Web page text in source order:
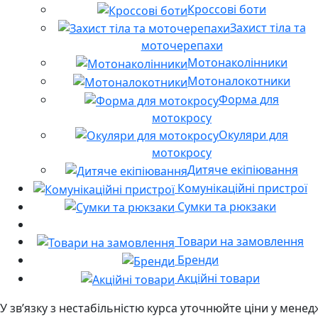
Кроссові боти
Захист тіла та
моточерепахи
Мотонаколінники
Мотоналокотники
Форма для
мотокросу
Окуляри для
мотокросу
Дитяче екіпіювання
Комунікаційні пристрої
Сумки та рюкзаки
Товари на замовлення
Бренди
Акційні товари
У звʼязку з нестабільністю курса уточнюйте ціни у